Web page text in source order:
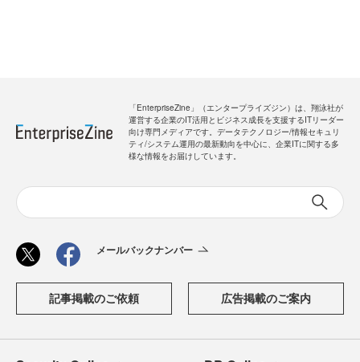
「EnterpriseZine」（エンタープライズジン）は、翔泳社が
運営する企業のIT活用とビジネス成長を支援するITリーダー
向け専門メディアです。データテクノロジー/情報セキュリ
ティ/システム運用の最新動向を中心に、企業ITに関する多
様な情報をお届けしています。
メールバックナンバー
記事掲載のご依頼 広告掲載のご案内